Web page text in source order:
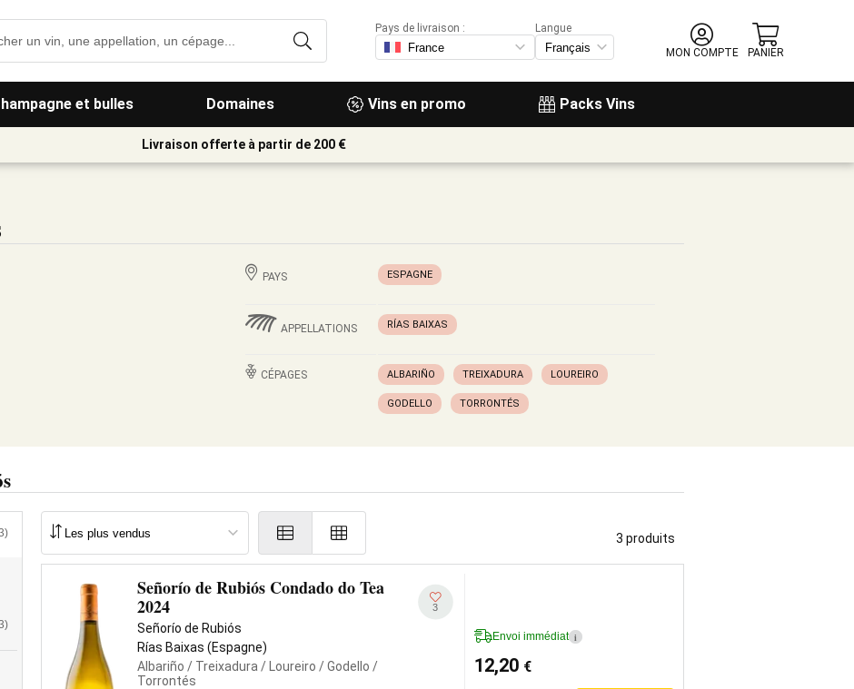
et bulles Domaines Vins en promo Packs Vins
Pays de livraison :
Langue
MON COMPTE
PANIER
Livraison offerte à partir de 200 €
PAYS ESPAGNE
APPELLATIONS RÍAS BAIXAS
CÉPAGES ALBARIÑO TREIXADURA LOUREIRO
GODELLO TORRONTÉS
3 produits
Señorío de Rubiós Condado do Tea
2024
Señorío de Rubiós
Rías Baixas (Espagne)
Albariño / Treixadura / Loureiro / Godello /
Torrontés
3
Envoi immédiat i
12,20 €